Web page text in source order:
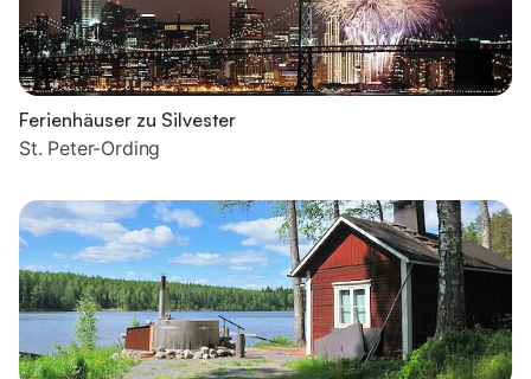
Ferienhäuser zu Silvester
St. Peter-Ording